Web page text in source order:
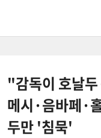
"감독이 호날
메시·음바페·
두만 '침묵'